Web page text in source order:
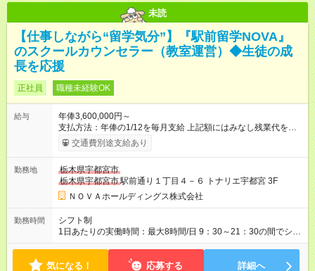
未読
【仕事しながら“留学気分”】『駅前留学NOVA』
のスクールカウンセラー（教室運営）◆生徒の成
長を応援
正社員 職種未経験OK
給与
年俸3,600,000円～
支払方法：年俸の1/12を毎月支給 上記額にはみなし残業代を含
みます。※超過分は全額支給いたします。 みなし残業代 30,000
円／月 みなし残業時間 15時間／月 ★頑張りが収入に直結！イン
ど、成果に応じて年2回インセンティブを支給します。一般職の
社員が、半期で20～30万円のインセンティブを手にした実績
も。頑張りが目に見える形で収入に還元されるため、高いモチ
ベーションで仕事に取り組めます。 ★毎月チャンスあり！スピ
ーディな昇格。 ―――――――――――― 年1回の査定に加
え、毎月、現場の管理職が優秀な人材を役員に推薦する制度が
入社2～3年目でサブマネージャーへ、20代で管理職へとキャリ
アアップするケースも珍しくありません。 【試用期間】試用期
交通費別途支給あり
勤務地
栃木県宇都宮市
栃木県宇都宮市駅前通り１丁目４－６ トナリエ宇都宮 3F
ＮＯＶＡホールディングス株式会社
勤務時間
シフト制
1日あたりの実働時間：最大8時間/日 9：30～21：30の間でシフ
ト制 ［ シフト例 ］ ・平日⇒12：30-21：30 ・土日祝⇒10：00-
―――――――――――― 一校舎を一人で担当する場合も多い
気になる！ 応募する 詳細へ